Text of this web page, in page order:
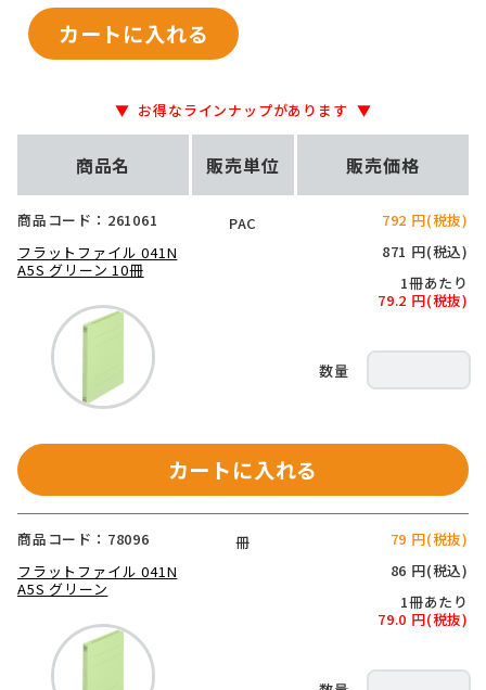
お得なラインナップがあります
商品名 販売単位 販売価格
商品コード：261061
フラットファイル 041N
A5S グリーン 10冊
PAC
792 円(税抜)
871 円(税込)
1冊あたり
79.2 円(税抜)
カートに入れる
商品コード：78096
フラットファイル 041N
A5S グリーン
冊
79 円(税抜)
86 円(税込)
1冊あたり
79.0 円(税抜)